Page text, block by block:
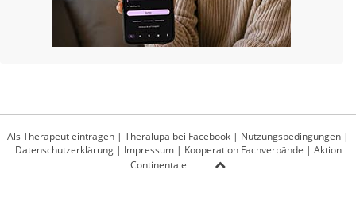
Als Therapeut eintragen | Theralupa bei Facebook | Nutzungsbedingungen |
Datenschutzerklärung| Impressum| Kooperation Fachverbände | Aktion
Continentale